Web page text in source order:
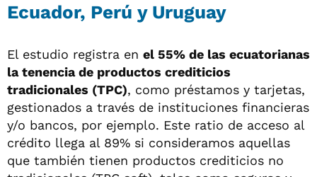
Ecuador, Perú y Uruguay
El estudio registra en el 55% de las ecuatorianas
la tenencia de productos crediticios
tradicionales (TPC), como préstamos y tarjetas,
gestionados a través de instituciones financieras
y/o bancos, por ejemplo. Este ratio de acceso al
crédito llega al 89% si consideramos aquellas
que también tienen productos crediticios no